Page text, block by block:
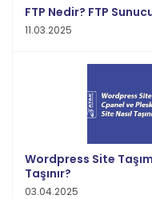
FTP Nedir? FTP
11.03.2025
Wordpress Site
Taşınır?
03.04.2025